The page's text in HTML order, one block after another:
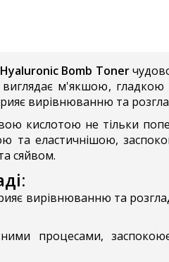
Bomb Toner
виглядає м'якшою,
вирівнюванню та
кислотою не тільки
еластичнішою,
сяйвом.
вирівнюванню та
процесами,